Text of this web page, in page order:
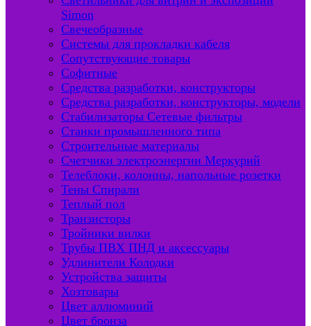
Simon
Свечеобразные
Системы для прокладки кабеля
Сопутствующие товары
Софитные
Средства разработки, конструкторы
Средства разработки, конструкторы, модели
Стабилизаторы Сетевые фильтры
Станки промышленного типа
Строительные материалы
Счетчики электроэнергии Меркурий
Телеблоки, колонны, напольные розетки
Тены Спирали
Теплый пол
Транзисторы
Тройники вилки
Трубы ПВХ ПНД и аксессуары
Удлинители Колодки
Устройства защиты
Хозтовары
Цвет аллюминий
Цвет бронза